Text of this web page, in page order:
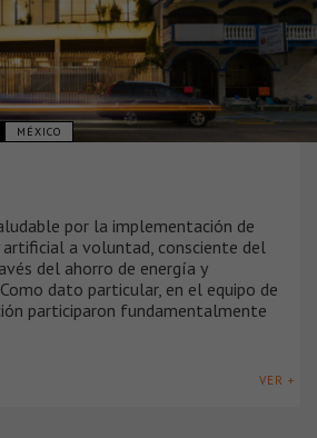
MÉXICO
por la implementación de
a voluntad, consciente del
del ahorro de energía y
dato particular, en el equipo de
participaron fundamentalmente
VER +